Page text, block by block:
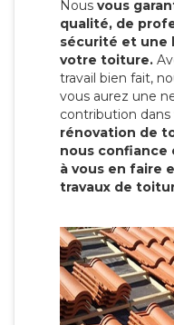
Nous vous
qualité, de
sécurité et une
votre toiture.
travail bien fait,
vous aurez une
contribution
rénovation de
nous confiance
à vous en faire
travaux de